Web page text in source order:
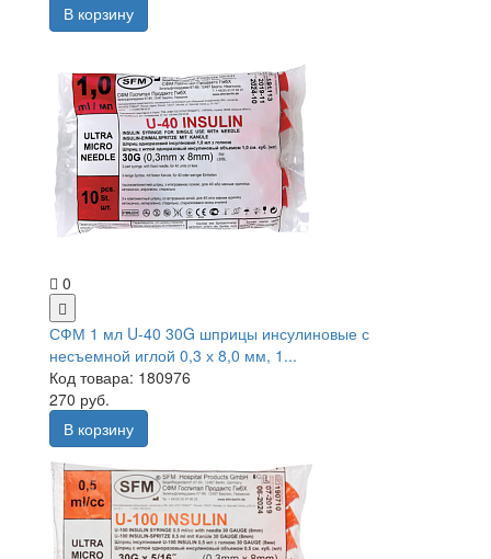
В корзину
0
СФМ 1 мл U-40 30G шприцы инсулиновые с
несъемной иглой 0,3 х 8,0 мм, 1...
Код товара: 180976
270 руб.
В корзину